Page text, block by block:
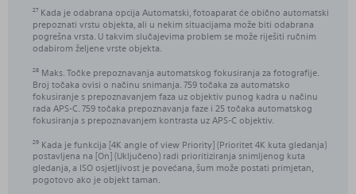
27 Kada je odabrana opcija Automatski, fotoaparat će obično automatski
prepoznati vrstu objekta, ali u nekim situacijama može biti odabrana
pogrešna vrsta. U takvim slučajevima problem se može riješiti ručnim
odabirom željene vrste objekta.
28 Maks. Točke prepoznavanja automatskog fokusiranja za fotografije.
Broj točaka ovisi o načinu snimanja. 759 točaka za automatsko
fokusiranje s prepoznavanjem faza uz objektiv punog kadra u načinu
rada APS-C. 759 točaka prepoznavanja faze i 25 točaka automatskog
fokusiranja s prepoznavanjem kontrasta uz APS-C objektiv.
29 Kada je funkcija [4K angle of view Priority] (Prioritet 4K kuta gledanja)
postavljena na [On] (Uključeno) radi prioritiziranja snimljenog kuta
gledanja, a ISO osjetljivost je povećana, šum može postati primjetan,
pogotovo ako je objekt taman.